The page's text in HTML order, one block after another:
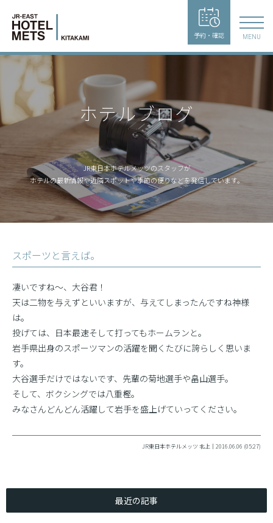
予約・確認 MENU
ホテルブログ
JR東日本ホテルメッツのスタッフが
ホテルの最新情報や近隣スポットや季節の便りなどを発信しています。
スポーツと言えば。
凄いですね〜、大谷君！
天は二物を与えずといいますが、与えてしまったんですね神様
は。
投げては、日本最速そして打ってもホームランと。
岩手県出身のスポーツマンの活躍を聞くたびに誇らしく思いま
す。
大谷選手だけではないです、先輩の菊地選手や畠山選手。
そして、ボクシングでは八重樫。
みなさんどんどん活躍して岩手を盛上げていってください。
JR東日本ホテルメッツ 北上｜2016.06.06 (05:27)
最近の記事